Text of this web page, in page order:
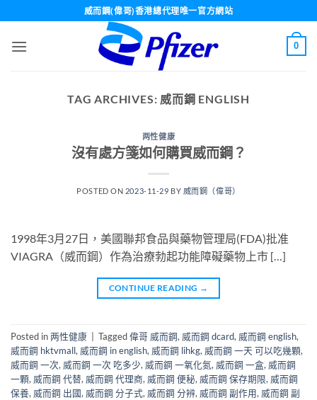
to
content
威而鋼(偉哥)香港總代理唯一官方網站
0
TAG ARCHIVES: 威而鋼 ENGLISH
两性健康
沒有處方箋如何購買威而鋼？
POSTED ON 2023-11-29 BY 威而鋼（偉哥）
1998年3月27日，美國聯邦食品與藥物管理局(FDA)批准
VIAGRA（威而鋼）作為治療勃起功能障礙藥物上市 […]
CONTINUE READING →
Posted in两性健康 Tagged偉哥 威而鋼, 威而鋼 dcard, 威而鋼 english,
威而鋼 hktvmall, 威而鋼 in english, 威而鋼 lihkg, 威而鋼 一天 可以吃幾顆,
威而鋼 一次, 威而鋼 一次 吃多少, 威而鋼 一氧化氮, 威而鋼 一盒, 威而鋼
一顆, 威而鋼 代替, 威而鋼 代理商, 威而鋼 便秘, 威而鋼 保存期限, 威而鋼
保養, 威而鋼 出國, 威而鋼 分子式, 威而鋼 分辨, 威而鋼 副作用, 威而鋼 副